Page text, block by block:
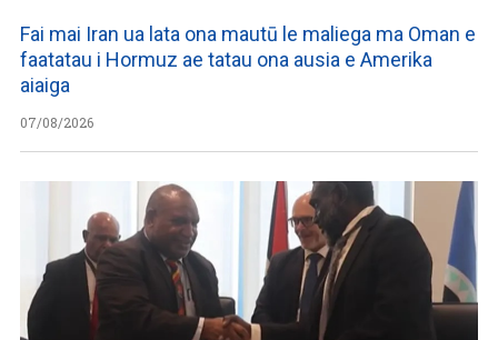
Fai mai Iran ua lata ona mautū le maliega ma Oman e
faatatau i Hormuz ae tatau ona ausia e Amerika
aiaiga
07/08/2026